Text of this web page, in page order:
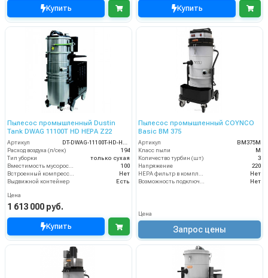
Купить Купить
Пылесос промышленный Dustin
Tank DWAG 11100T HD HEPA Z22
Артикул
DT-DWAG-11100T-HD-HEPA-Z22
Расход воздуха (л/сек)
194
Тип уборки
только сухая
Вместимость мусоросборника (л)
100
Встроенный компрессор
Нет
Выдвижной контейнер
Есть
Цена
1 613 000 руб.
Купить
Пылесос промышленный COYNCO
Basic BM 375
Артикул
BM375M
Класс пыли
М
Количество турбин (шт)
3
Напряжение
220
HEPA фильтр в комплекте
Нет
Возможность подключения электрощетки
Нет
Цена
Запрос цены